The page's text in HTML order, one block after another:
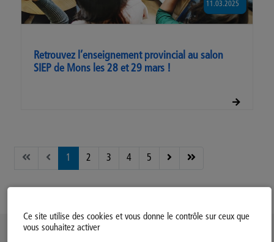
Ce site utilise des cookies et vous donne le contrôle sur ceux que
vous souhaitez activer
Retrouvez l’enseignement provincial au salon
SIEP de Mons les 28 et 29 mars !
11.03.2025
1 2 3 4 5